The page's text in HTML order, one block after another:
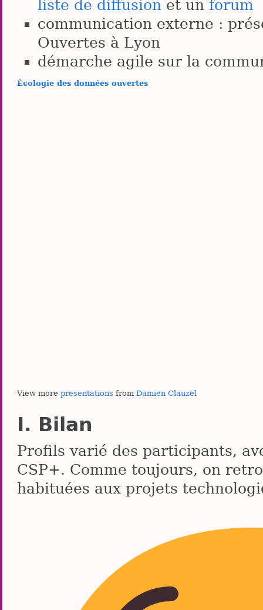
liste de diffusion et un forum
communication externe :
Ouvertes à Lyon
démarche agile sur la
Écologie des données ouvertes
View more presentations from Damien Clauzel
Bilan
Profils varié des participants,
CSP+. Comme toujours, on
habituées aux projets